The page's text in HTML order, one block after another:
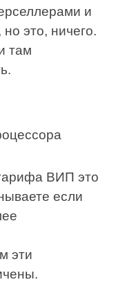
и
это, ничего.
там
ВИП это
если
эти